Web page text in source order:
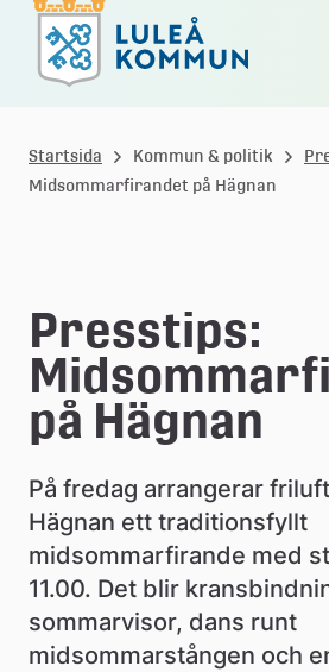
Gå till
u
l
å
k
o
m
m
u
n
Startsida Kommun & politik
Midsommarfirandet på Hägnan
Presstips:
på Hägnan
På fredag arrangerar
Hägnan ett traditionsfyllt
midsommarfirande med
11.00. Det blir
sommarvisor, dans runt
midsommarstången och